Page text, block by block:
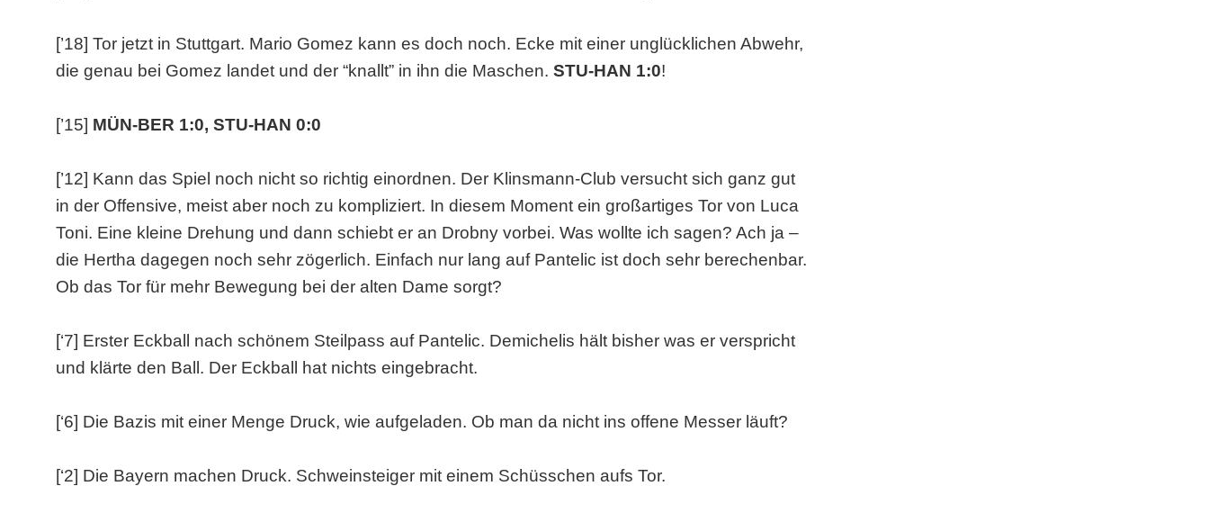
[’18] Tor jetzt in Stuttgart. Mario Gomez kann es doch noch. Ecke mit einer unglücklichen Abwehr,
die genau bei Gomez landet und der “knallt” in ihn die Maschen. STU-HAN 1:0!
[’15] MÜN-BER 1:0, STU-HAN 0:0
[’12] Kann das Spiel noch nicht so richtig einordnen. Der Klinsmann-Club versucht sich ganz gut
in der Offensive, meist aber noch zu kompliziert. In diesem Moment ein großartiges Tor von Luca
Toni. Eine kleine Drehung und dann schiebt er an Drobny vorbei. Was wollte ich sagen? Ach ja –
die Hertha dagegen noch sehr zögerlich. Einfach nur lang auf Pantelic ist doch sehr berechenbar.
Ob das Tor für mehr Bewegung bei der alten Dame sorgt?
[‘7] Erster Eckball nach schönem Steilpass auf Pantelic. Demichelis hält bisher was er verspricht
und klärte den Ball. Der Eckball hat nichts eingebracht.
[‘6] Die Bazis mit einer Menge Druck, wie aufgeladen. Ob man da nicht ins offene Messer läuft?
[‘2] Die Bayern machen Druck. Schweinsteiger mit einem Schüsschen aufs Tor.